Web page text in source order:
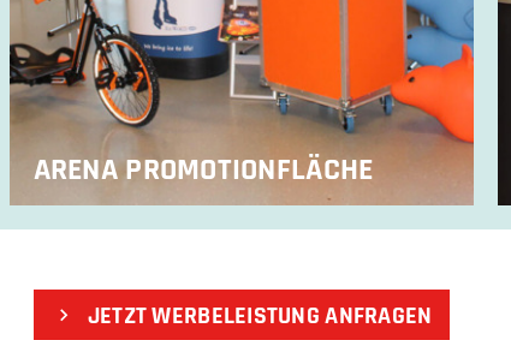
ARENA PROMOTIONFLÄCHE
JETZT WERBELEISTUNG ANFRAGEN